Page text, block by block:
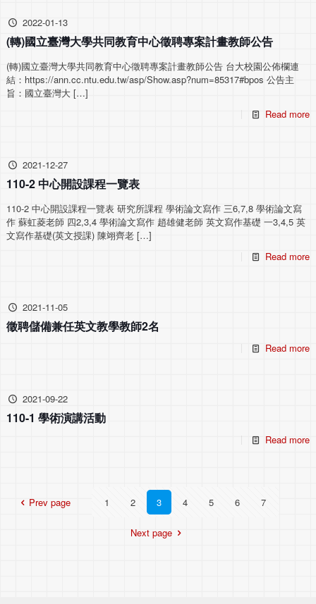
2022-01-13
(轉)國立臺灣大學共同教育中心徵聘專案計畫教師公告
(轉)國立臺灣大學共同教育中心徵聘專案計畫教師公告 台大校園公佈欄連
結：https://ann.cc.ntu.edu.tw/asp/Show.asp?num=85317#bpos 公告主
旨：國立臺灣大 […]
Read more
2021-12-27
110-2 中心開設課程一覽表
110-2 中心開設課程一覽表 研究所課程 學術論文寫作 三6,7,8 學術論文寫
作 蘇虹菱老師 四2,3,4 學術論文寫作 趙雄健老師 英文寫作基礎 一3,4,5 英
文寫作基礎(英文授課) 陳翊齊老 […]
Read more
2021-11-05
徵聘儲備兼任英文教學教師2名
Read more
2021-09-22
110-1 學術演講活動
Read more
Prev page 1 2 3 4 5 6 7
Next page